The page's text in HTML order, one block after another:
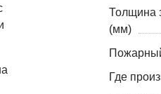
Толщина
(мм)
Где